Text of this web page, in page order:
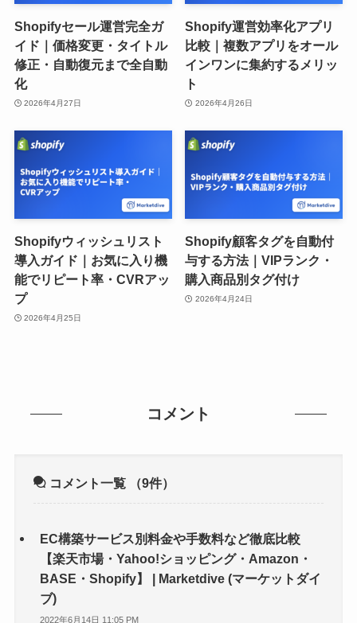
Shopifyセール運営完全ガ
イド｜価格変更・タイトル
修正・自動復元まで全自動
化
2026年4月27日
Shopify運営効率化アプリ
比較｜複数アプリをオール
インワンに集約するメリッ
ト
2026年4月26日
Shopifyウィッシュリスト
導入ガイド｜お気に入り機
能でリピート率・CVRアッ
プ
2026年4月25日
Shopify顧客タグを自動付
与する方法｜VIPランク・
購入商品別タグ付け
2026年4月24日
コメント
コメント一覧 （9件）
EC構築サービス別料金や手数料など徹底比較
【楽天市場・Yahoo!ショッピング・Amazon・
BASE・Shopify】 | Marketdive (マーケットダイ
ブ)
2022年6月14日 11:05 PM